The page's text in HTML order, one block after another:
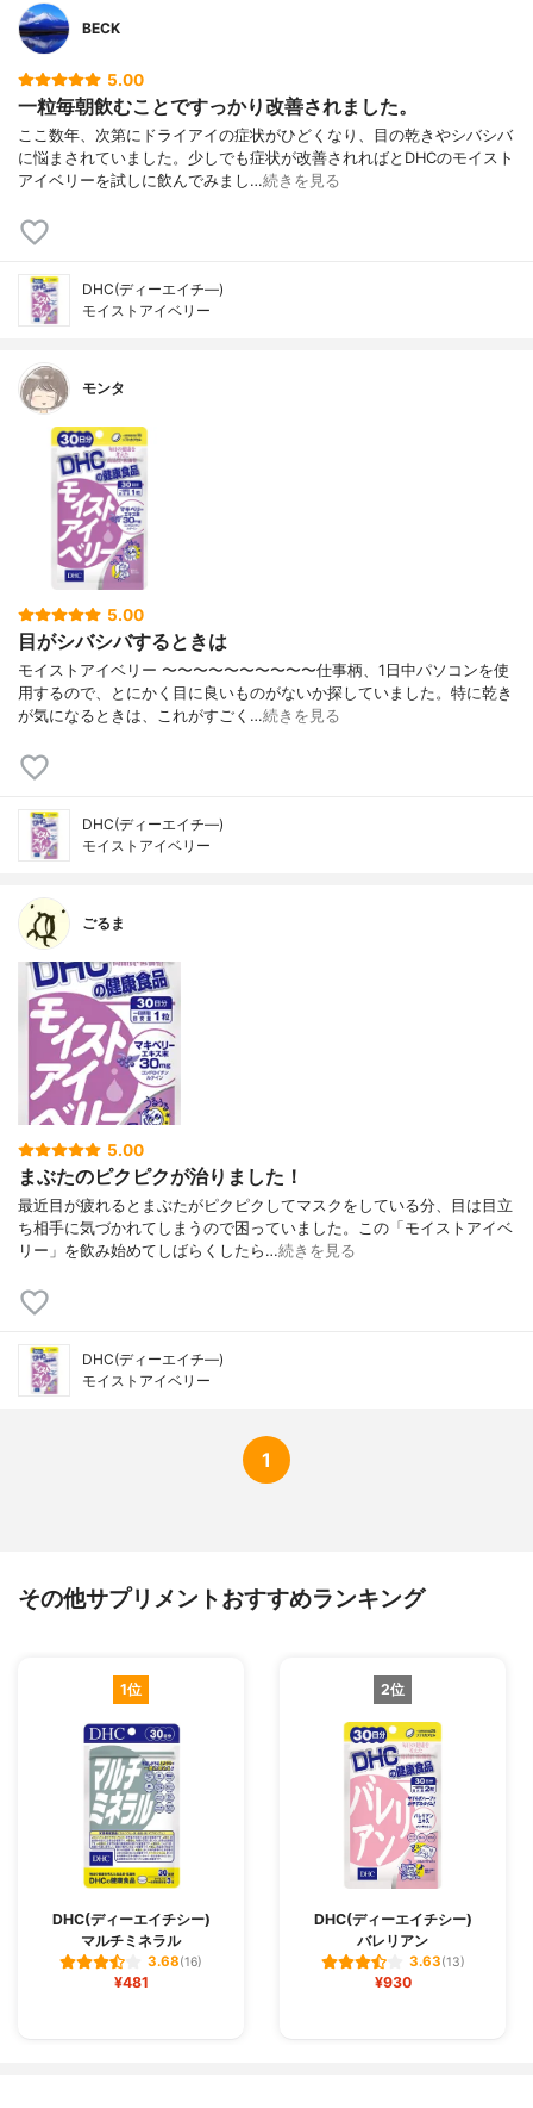
BECK
5.00
一粒毎朝飲むことですっかり改善されました。
ここ数年、次第にドライアイの症状がひどくなり、目の乾きやシバシバ
に悩まされていました。少しでも症状が改善されればとDHCのモイスト
アイベリーを試しに飲んでみまし…続きを見る
DHC(ディーエイチ―)
モイストアイベリー
モンタ
5.00
目がシバシバするときは
モイストアイベリー 〜〜〜〜〜〜〜〜〜〜仕事柄、1日中パソコンを使
用するので、とにかく目に良いものがないか探していました。特に乾き
が気になるときは、これがすごく…続きを見る
DHC(ディーエイチ―)
モイストアイベリー
ごるま
5.00
まぶたのピクピクが治りました！
最近目が疲れるとまぶたがピクピクしてマスクをしている分、目は目立
ち相手に気づかれてしまうので困っていました。この「モイストアイベ
リー」を飲み始めてしばらくしたら…続きを見る
DHC(ディーエイチ―)
モイストアイベリー
1
その他サプリメントおすすめランキング
1位
DHC(ディーエイチシー)
マルチミネラル
3.68(16)
¥481
2位
DHC(ディーエイチシー)
バレリアン
3.63(13)
¥930